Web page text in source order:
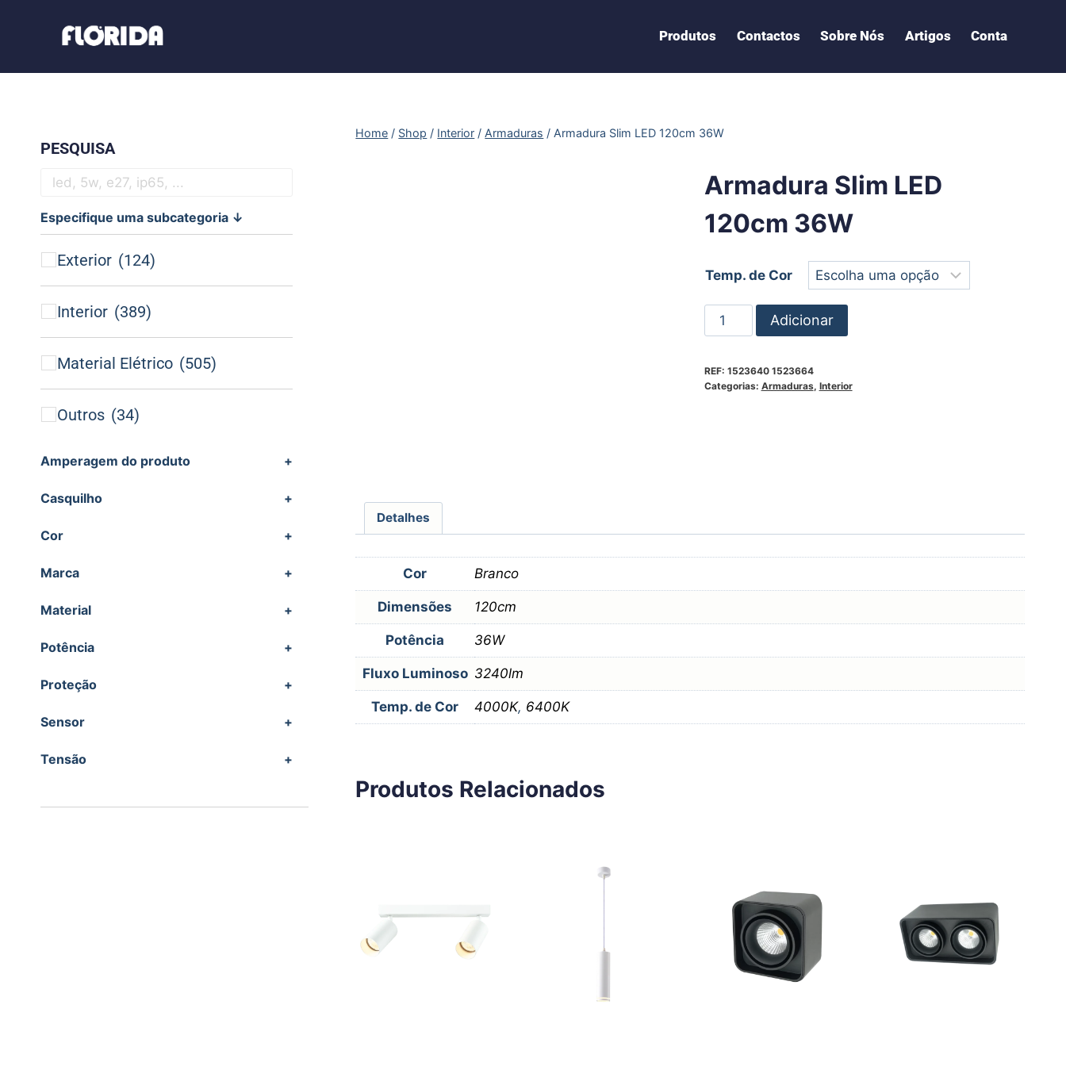
Produtos Contactos Sobre Nós Artigos Conta
Home / Shop / Interior / Armaduras / Armadura Slim LED 120cm 36W
Armadura Slim LED
120cm 36W
Temp. de Cor
Adicionar
REF: 1523640 1523664
Categorias: Armaduras, Interior
Detalhes
Cor Branco
Dimensões 120cm
Potência 36W
Fluxo Luminoso 3240lm
Temp. de Cor 4000K, 6400K
Produtos Relacionados
PESQUISA
Especifique uma subcategoria ↓
Exterior (124)
Interior (389)
Material Elétrico (505)
Outros (34)
Amperagem do produto +
Casquilho +
Cor +
Marca +
Material +
Potência +
Proteção +
Sensor +
Tensão +